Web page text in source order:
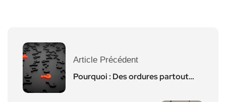
Article Précédent
Pourquoi : Des ordures partout…